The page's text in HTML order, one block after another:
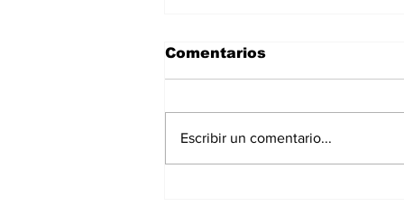
Comentarios
Escribir un comentario...